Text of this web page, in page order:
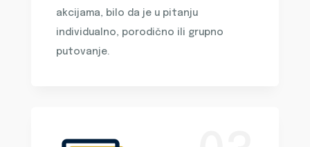
akcijama, bilo da je u pitanju
individualno, porodično ili grupno
putovanje.